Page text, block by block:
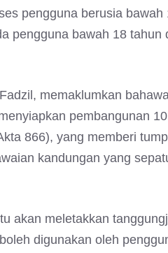
pengguna berusia
pengguna bawah 18
memaklumkan
pembangunan
866), yang memberi
kandungan yang
akan meletakkan
digunakan oleh